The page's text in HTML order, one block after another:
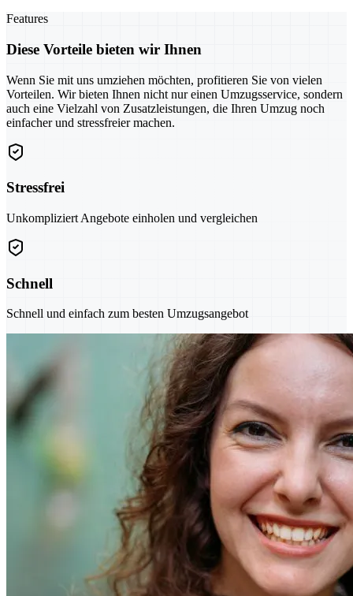
Features
Diese Vorteile bieten wir Ihnen
Wenn Sie mit uns umziehen möchten, profitieren Sie von vielen
Vorteilen. Wir bieten Ihnen nicht nur einen Umzugsservice, sondern
auch eine Vielzahl von Zusatzleistungen, die Ihren Umzug noch
einfacher und stressfreier machen.
Stressfrei
Unkompliziert Angebote einholen und vergleichen
Schnell
Schnell und einfach zum besten Umzugsangebot